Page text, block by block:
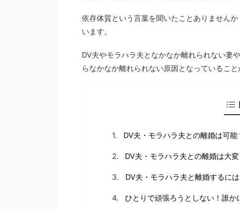
依存体質という言葉を聞いたことありません
います。
DV夫やモラハラ夫となかなか離れられない妻
らなかなか離れられない原因となっていること
DV夫・モラハラ夫との離婚は可能
DV夫・モラハラ夫との離婚は大変
DV夫・モラハラ夫と離婚するに
ひとりで頑張ろうとしない！誰か